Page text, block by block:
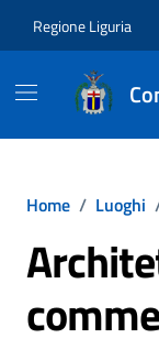
Regione Liguria
Home / Luoghi